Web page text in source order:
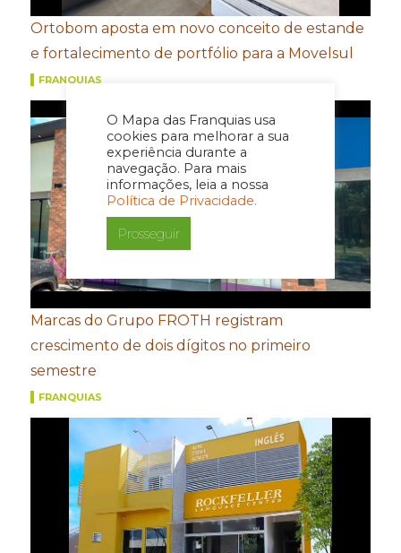
O Mapa das Franquias usa
cookies para melhorar a sua
experiência durante a
navegação. Para mais
informações, leia a nossa
Política de Privacidade.
Prosseguir
Ortobom aposta em novo conceito de estande
e fortalecimento de portfólio para a Movelsul
FRANQUIAS
Marcas do Grupo FROTH registram
crescimento de dois dígitos no primeiro
semestre
FRANQUIAS